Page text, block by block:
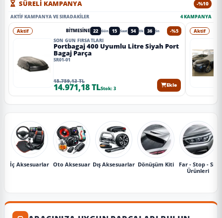
SÜRELİ KAMPANYA -%10
AKTIF KAMPANYA VE SIRADAKILER 4 KAMPANYA
-%5
Aktif BITMESINE 22 Gün 15 Saat 54 Dk 33 Sn
SON GÜN FIRSATLARI
Portbagaj 400 Uyumlu Litre Siyah Port
Bagaj Parça
SR01-01
15.759,13 TL
14.971,18 TLStok: 3
Ekle
Aktif
İç Aksesuarlar Oto Aksesuar Dış Aksesuarlar Dönüşüm Kiti
Far - Stop - Sis
Ürünleri